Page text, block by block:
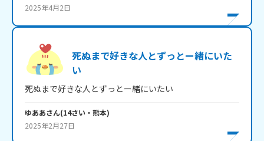
2025年4月2日
死ぬまで好きな人とずっとー緒にいた
い
死ぬまで好きな人とずっとー緒にいたい
ゆああさん(14さい・ 熊本)
2025年2月27日